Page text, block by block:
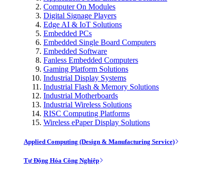
Computer On Modules
Digital Signage Players
Edge AI & IoT Solutions
Embedded PCs
Embedded Single Board Computers
Embedded Software
Fanless Embedded Computers
Gaming Platform Solutions
Industrial Display Systems
Industrial Flash & Memory Solutions
Industrial Motherboards
Industrial Wireless Solutions
RISC Computing Platforms
Wireless ePaper Display Solutions
Applied Computing (Design & Manufacturing Service)
Tự Động Hóa Công Nghiệp